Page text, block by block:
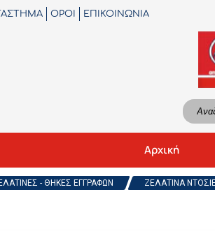
ΟΡΟΙ ΕΠΙΚΟΙΝΩΝΙΑ
Αρχική
- ΘΗΚΕΣ ΕΓΓΡΑΦΩΝ ΖΕΛΑΤΙΝΑ